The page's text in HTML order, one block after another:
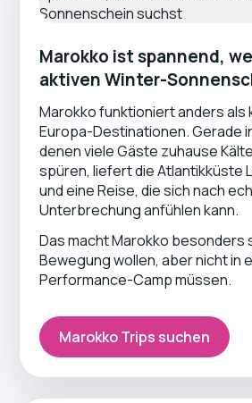
Marokko ist spannend,
aktiven Winter-
Marokko funktioniert anders als
Europa-Destinationen. Gerade
denen viele Gäste zuhause
spüren, liefert die Atlantikküste
und eine Reise, die sich nach
Unterbrechung anfühlen kann.
Das macht Marokko besonders
Bewegung wollen, aber nicht in
Performance-Camp müssen.
Marokko Trips suchen